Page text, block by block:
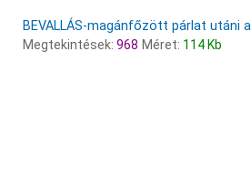
BEVALLÁS-magánfőzött párlat utáni
Megtekintések: 968 Méret: 114 Kb